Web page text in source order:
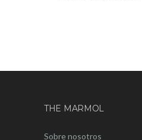
THE MARMOL
Sobre nosotros